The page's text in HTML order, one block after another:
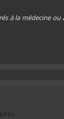
à la médecine